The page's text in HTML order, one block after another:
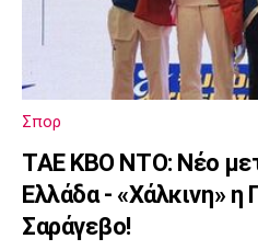
Σπορ
ΤΑΕ ΚΒΟ ΝΤΟ: Νέο
Ελλάδα - «Χάλκινη»
Σαράγεβο!